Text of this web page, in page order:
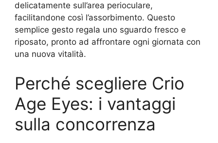
delicatamente sull’area perioculare,
facilitandone così l’assorbimento. Questo
semplice gesto regala uno sguardo fresco e
riposato, pronto ad affrontare ogni giornata con
una nuova vitalità.
Perché scegliere Crio
Age Eyes: i vantaggi
sulla concorrenza